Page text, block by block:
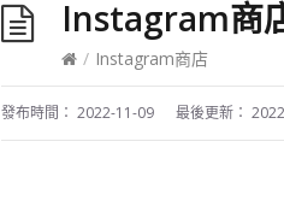
Instagram商
/ Instagram商店
發布時間： 2022-11-09 最後更新：